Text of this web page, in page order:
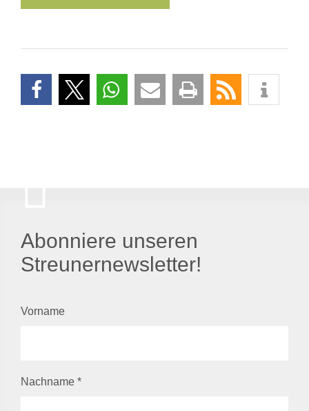
Abonniere unseren
Streunernewsletter!
Vorname
Nachname *